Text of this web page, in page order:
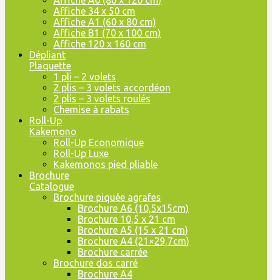
Affiche 34 x 50 cm
Affiche A1 (60 x 80 cm)
Affiche B1 (70 x 100 cm)
Affiche 120 x 160 cm
Dépliant
Plaquette
1 pli – 2 volets
2 plis – 3 volets accordéon
2 plis – 3 volets roulés
Chemise à rabats
Roll-Up
Kakemono
Roll-Up Economique
Roll-Up Luxe
Kakemonos pied pliable
Brochure
Catalogue
Brochure piquée agrafes
Brochure A6 (10,5x15cm)
Brochure 10,5 x 21 cm
Brochure A5 (15 x 21 cm)
Brochure A4 (21×29,7cm)
Brochure carrée
Brochure dos carré
Brochure A4